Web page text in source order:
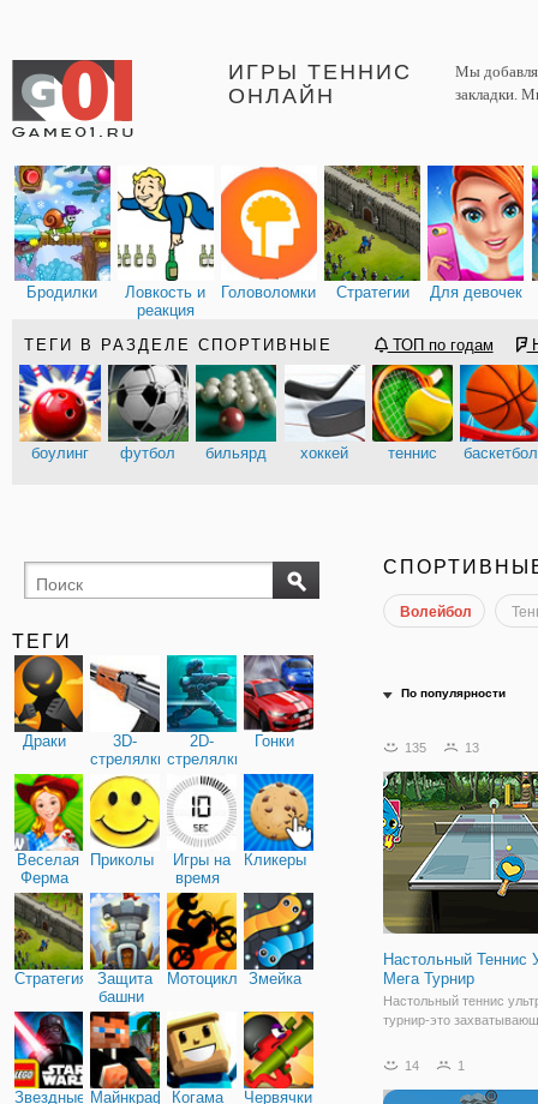
ИГРЫ ТЕННИС
ОНЛАЙН
Мы
закладки.
Бродилки
Ловкость и
реакция
Головоломки Стратегии Для девочек
ТЕГИ В РАЗДЕЛЕ СПОРТИВНЫЕ ТОП по годам
боулинг футбол бильярд хоккей теннис баскетбол
ТЕГИ
Драки
3D-
стрелялки
2D-
стрелялки
Гонки
Веселая
Ферма
Приколы
Игры на
время
Кликеры
Стратегия
Защита
башни
МотоциклыЗмейка
Звездные МайнкрафтКогама Червячки
Волейбол
По популярности
135 13
Настольный Теннис
Мега Турнир
Настольный теннис
турнир-это
пристрастия героев
Гамбол, Джейк, Финн,
14 1